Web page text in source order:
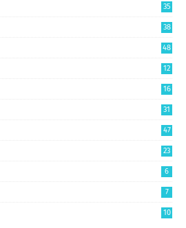
35
38
48
12
16
31
47
23
6
7
10